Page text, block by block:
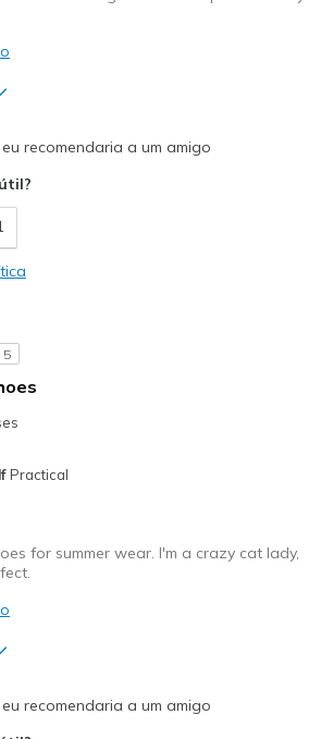
eu recomendaria a um amigo
5
Practical
for summer wear. I'm a crazy cat lady,
eu recomendaria a um amigo